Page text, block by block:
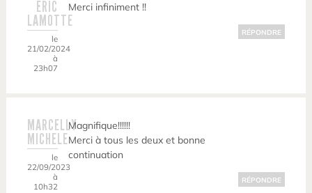
ERIC
LAMOTTE
le
21/02/2024
à
23h07
Merci infiniment !!
RÉPONDRE
MARCELLY
MICHELE
le
22/09/2023
à
10h32
Magnifique!!!!!!
Merci à tous les deux et bonne
continuation
RÉPONDRE